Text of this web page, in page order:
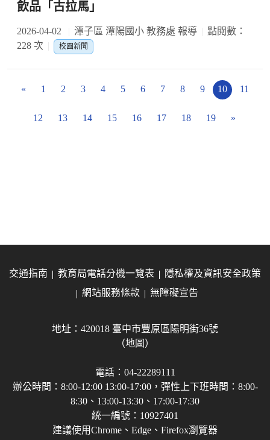
飲品「古拉馬」
2026-04-02 潭子區 潭陽國小 教務處 報導
點閱數：
228 次
校園新聞
« 1 2 3 4 5 6 7 8 9 10 11
12 13 14 15 16 17 18 19 »
交通指南 教育局電話分機一覽表
隱私權及資訊安全政策
網站服務條款
無障礙宣告
地址：420018 臺中市豐原區陽明街36號
（地圖）
電話：04-22289111
辦公時間：8:00-12:00 13:00-17:00，彈性上下班時間：8:00-
8:30、13:00-13:30、17:00-17:30
統一編號：10927401
建議使用Chrome、Edge、Firefox瀏覽器